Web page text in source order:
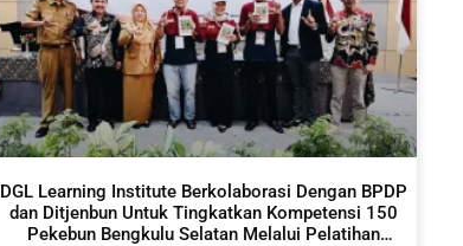
DGL Learning Institute Berkolaborasi Dengan BPDP
dan Ditjenbun Untuk Tingkatkan Kompetensi 150
Pekebun Bengkulu Selatan Melalui Pelatihan